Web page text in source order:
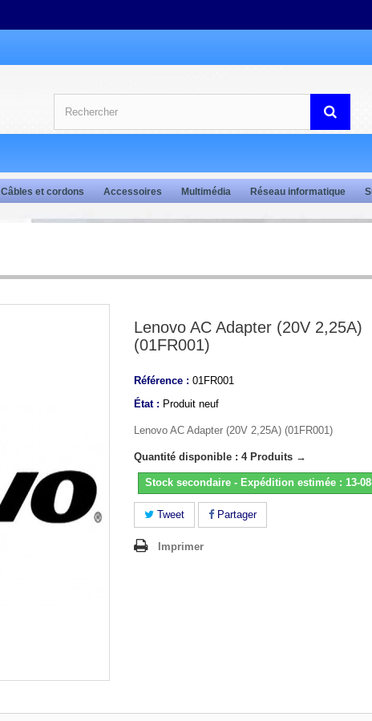
Câbles et cordons Accessoires Multimédia Réseau informatique
Lenovo AC Adapter (20V 2,25A)
(01FR001)
Référence : 01FR001
État : Produit neuf
Lenovo AC Adapter (20V 2,25A) (01FR001)
Quantité disponible : 4 Produits →
Stock secondaire - Expédition estimée : 13-
Tweet Partager
Imprimer